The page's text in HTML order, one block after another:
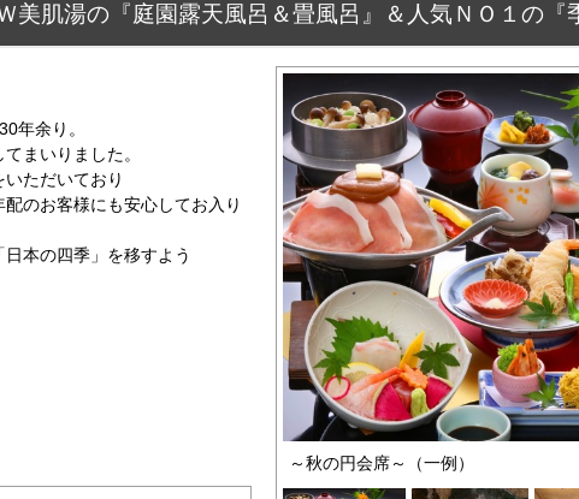
美肌湯の『庭園露天風呂＆畳風呂』＆人気ＮＯ１の『
年余り。
まいりました。
ただいており
のお客様にも安心してお入り
本の四季」を移すよう
～秋の円会席～（一例）